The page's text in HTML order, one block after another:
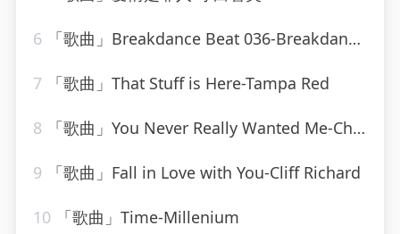
6 「歌曲」Breakdance Beat 036-Breakdance Beat
7 「歌曲」That Stuff is Here-Tampa Red
8 「歌曲」You Never Really Wanted Me-Charlie Rich
9 「歌曲」Fall in Love with You-Cliff Richard
10 「歌曲」Time-Millenium